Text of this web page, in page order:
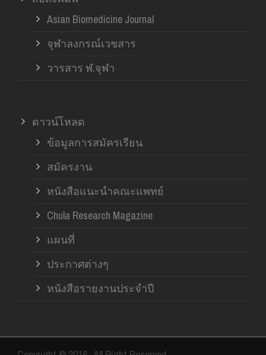
Asian Biomedicine Journal
จุฬาลงกรณ์เวชสาร
วารสาร ฬ.จุฬา
ดาวน์โหลด
ข้อมูลการสมัครเรียน
สมัครงาน
หนังสือแนะนำคณะแพทย์
Chula Research Magazine
แผนที่
ประกาศต่างๆ
หนังสือรายงานประจำปี